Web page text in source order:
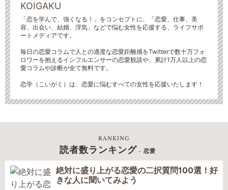
KOIGAKU
「恋を学んで、強くなる！」をコンセプトに、「恋愛、仕事、美
容、出会い、結婚、浮気」などで悩む女性を応援する、ライフサポ
ートメディアです。
毎日の恋愛コラムで人との適度な恋愛距離感をTwitterで数十万フォ
ロワーを抱えるインフルエンサーの恋愛観談や、累計1万人以上の恋
愛コラムや診断が全て無料です。
恋学（こいがく）は、恋愛に悩むすべての女性を応援いたします！
RANKING
読者数ランキング - 恋愛
絶対に盛り上がる恋愛の二択質問100選！好
きな人に聞いてみよう